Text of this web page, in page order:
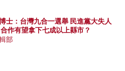
士：台灣九合一選舉 民進黨大失人
作有望拿下七成以上縣市？
部